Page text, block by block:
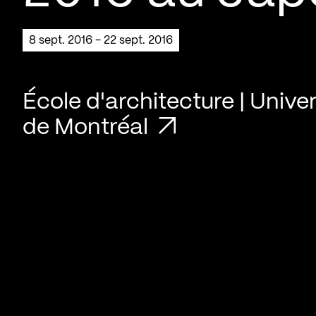
8 sept. 2016 - 22 sept. 2016
École d'architecture |
de Montréal